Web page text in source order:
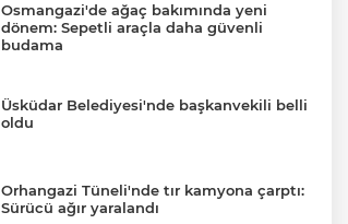
Osmangazi'de ağaç bakımında yeni
dönem: Sepetli araçla daha güvenli
budama
Üsküdar Belediyesi'nde başkanvekili belli
oldu
Orhangazi Tüneli'nde tır kamyona çarptı:
Sürücü ağır yaralandı